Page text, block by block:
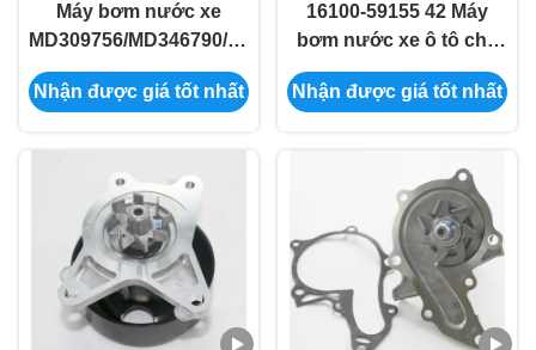
Máy bơm nước xe
MD309756/MD346790/GWM-
59A tương thích với
Mitsubishi Pajero 1999-
Nhận được giá tốt nhất
16100-59155 42 Máy
bơm nước xe ô tô cho
Toyota Prado 2002-2009
16100-59257
Nhận được giá tốt nhất